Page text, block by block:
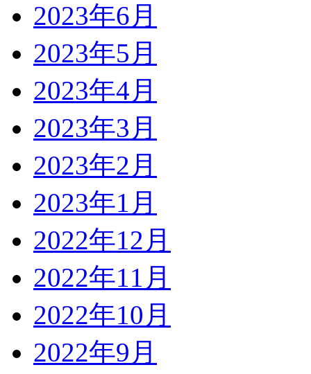
2023年6月
2023年5月
2023年4月
2023年3月
2023年2月
2023年1月
2022年12月
2022年11月
2022年10月
2022年9月